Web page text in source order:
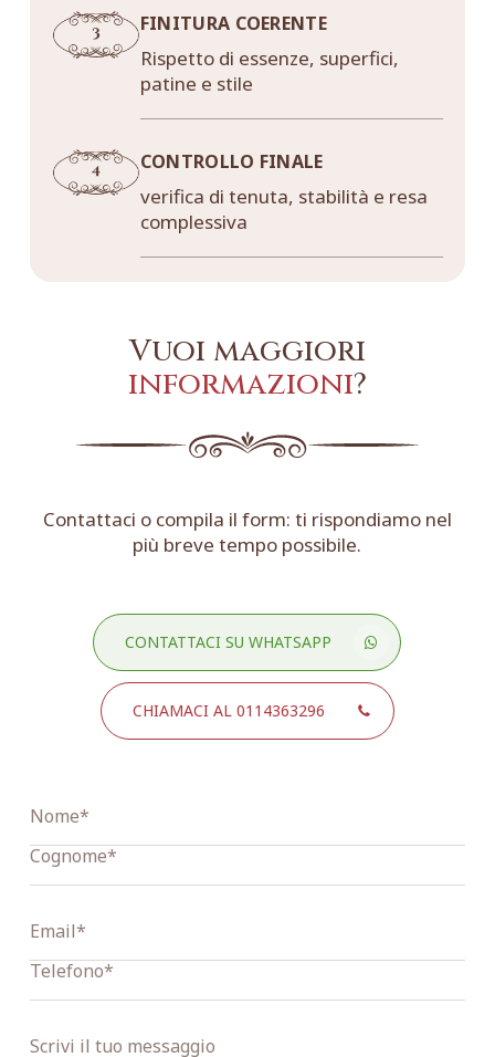
FINITURA COERENTE
Rispetto di essenze, superfici,
patine e stile
CONTROLLO FINALE
verifica di tenuta, stabilità e resa
complessiva
Vuoi maggiori
informazioni?
Contattaci o compila il form: ti rispondiamo nel
più breve tempo possibile.
CONTATTACI SU WHATSAPP
CHIAMACI AL 0114363296